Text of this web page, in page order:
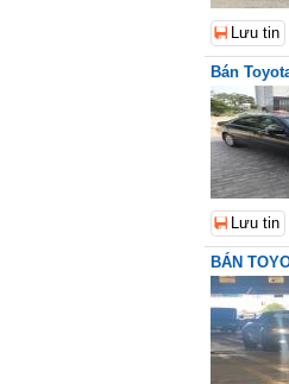
Lưu tin
Bán
Lưu tin
BÁN